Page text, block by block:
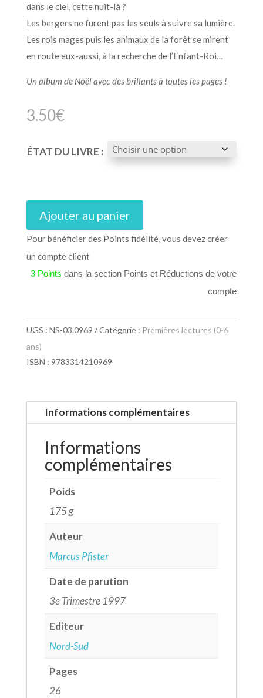
dans le ciel, cette nuit-là ?
Les bergers ne furent pas les seuls à suivre sa lumière.
Les rois mages puis les animaux de la forêt se mirent
en route eux-aussi, à la recherche de l’Enfant-Roi…
Un album de Noël avec des brillants à toutes les pages !
3.50€
ÉTAT DU LIVRE :
Ajouter au panier
Pour bénéficier des Points fidélité, vous devez créer
un compte client
3 Points dans la section Points et Réductions de votre
compte
UGS : NS-03.0969 Catégorie : Premières lectures (0-6
ans)
ISBN : 9783314210969
Informations complémentaires
Informations
complémentaires
Poids
175 g
Auteur
Marcus Pfister
Date de parution
3e Trimestre 1997
Editeur
Nord-Sud
Pages
26